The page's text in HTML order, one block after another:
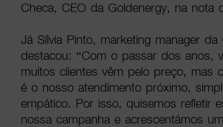
Checa, CEO da Goldenergy, na nota
Já Sílvia Pinto, marketing manager da
destacou: “Com o passar dos anos,
muitos clientes vêm pelo preço, mas
é o nosso atendimento próximo,
empático. Por isso, quisemos refletir
nossa campanha e acrescentámos